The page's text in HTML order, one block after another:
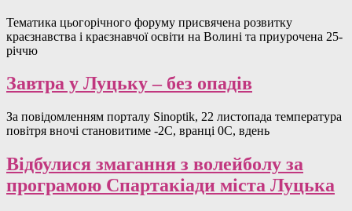
Тематика цьогорічного форуму присвячена розвитку
краєзнавства і краєзнавчої освіти на Волині та приурочена 25-
річчю
Завтра у Луцьку – без опадів
За повідомленням порталу Sinoptik, 22 листопада температура
повітря вночі становитиме -2С, вранці 0C, вдень
Відбулися змагання з волейболу за
програмою Спартакіади міста Луцька